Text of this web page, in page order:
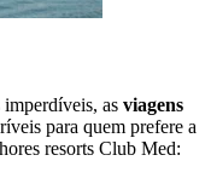
imperdíveis, as viagens
para quem prefere a
resorts Club Med: